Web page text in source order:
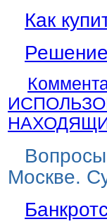
Как
Москве.